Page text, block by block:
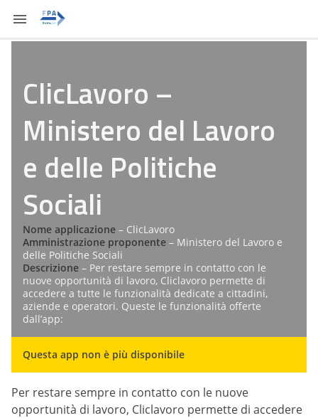
ClicLavoro –
Ministero del Lavoro
e delle Politiche
Sociali
Nome applicazione – ClicLavoro
Amministrazione proponente – Ministero del Lavoro e
delle Politiche Sociali
Descrizione – Per restare sempre in contatto con le
nuove opportunità di lavoro, Cliclavoro permette di
accedere a tutte le funzionalità dedicate a cittadini,
aziende e operatori. Queste le funzionalità offerte
dall’app:
Questa app non è più disponibile
Per restare sempre in contatto con le nuove
opportunità di lavoro, Cliclavoro permette di accedere